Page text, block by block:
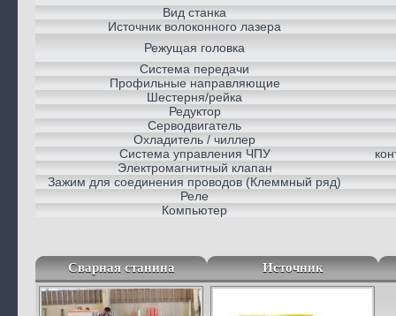
Вид станка
Источник волоконного лазера
Режущая головка
Система передачи
Профильные направляющие
Шестерня/рейка
Редуктор
Серводвигатель
Охладитель / чиллер
Система управления ЧПУ
Электромагнитный клапан
Зажим для соединения проводов (Клеммный ряд)
Реле
Компьютер
Сварная станина Источник